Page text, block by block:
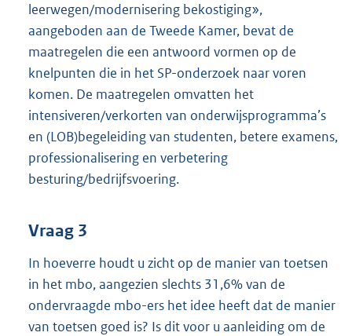
leerwegen/modernisering bekostiging»,
aangeboden aan de Tweede Kamer, bevat de
maatregelen die een antwoord vormen op de
knelpunten die in het SP-onderzoek naar voren
komen. De maatregelen omvatten het
intensiveren/verkorten van onderwijsprogramma’s
en (LOB)begeleiding van studenten, betere examens,
professionalisering en verbetering
besturing/bedrijfsvoering.
Vraag 3
In hoeverre houdt u zicht op de manier van toetsen
in het mbo, aangezien slechts 31,6% van de
ondervraagde mbo-ers het idee heeft dat de manier
van toetsen goed is? Is dit voor u aanleiding om de